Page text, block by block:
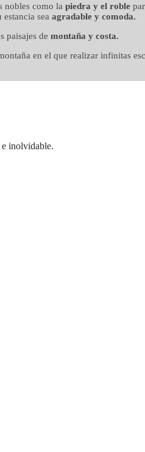
nobles como la piedra y el roble
sea agradable y comoda.
paisajes de montaña y costa.
en el que realizar infinitas
e inolvidable.